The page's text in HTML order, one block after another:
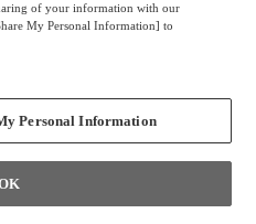
ション。後方には、お尻をし
of your information with our
My Personal Information] to
Personal Information